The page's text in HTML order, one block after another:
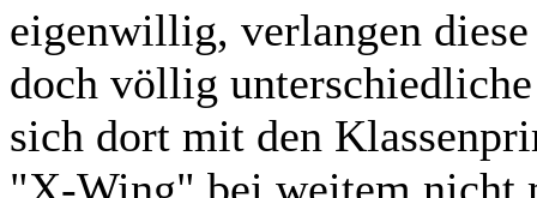
eigenwillig, verlangen
doch völlig
sich dort mit den